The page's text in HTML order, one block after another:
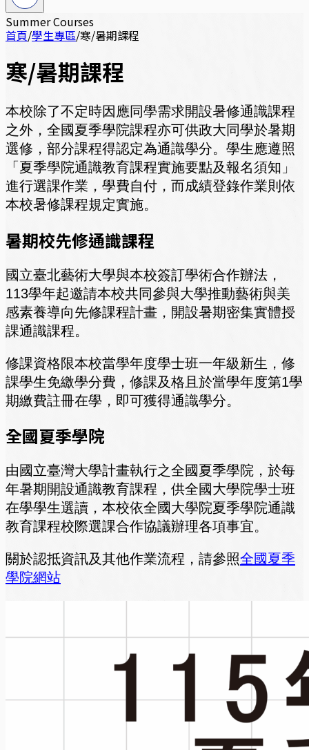
Summer Courses
首頁/學生專區/寒/暑期課程
寒/暑期課程
本校除了不定時因應同學需求開設暑修通識課程
之外，全國夏季學院課程亦可供政大同學於暑期
選修，部分課程得認定為通識學分。學生應遵照
「夏季學院通識教育課程實施要點及報名須知」
進行選課作業，學費自付，而成績登錄作業則依
本校暑修課程規定實施。
暑期校先修通識課程
國立臺北藝術大學與本校簽訂學術合作辦法，
113學年起邀請本校共同參與大學推動藝術與美
感素養導向先修課程計畫，開設暑期密集實體授
課通識課程。
修課資格限本校當學年度學士班一年級新生，修
課學生免繳學分費，修課及格且於當學年度第1學
期繳費註冊在學，即可獲得通識學分。
全國夏季學院
由國立臺灣大學計畫執行之全國夏季學院，於每
年暑期開設通識教育課程，供全國大學院學士班
在學學生選讀，本校依全國大學院夏季學院通識
教育課程校際選課合作協議辦理各項事宜。
關於認抵資訊及其他作業流程，請參照全國夏季
學院網站